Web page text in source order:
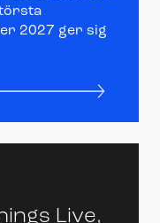
2027 ger sig
Live,